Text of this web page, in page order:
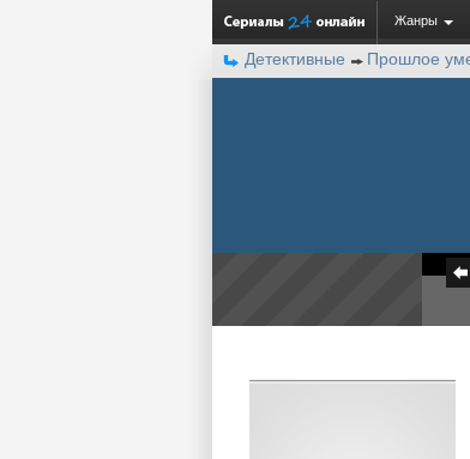
Детективные Прошлое
Жанры